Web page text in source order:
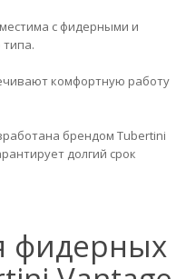
с фидерными и
комфортную работу
брендом Tubertini
долгий срок
фидерных